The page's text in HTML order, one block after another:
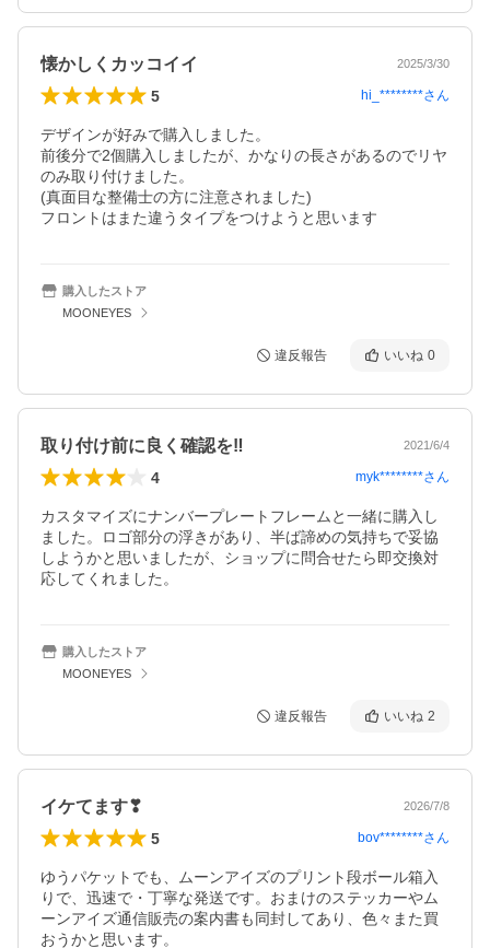
懐かしくカッコイイ 2025/3/30
5 hi_********さん
デザインが好みで購入しました。
前後分で2個購入しましたが、かなりの長さがあるのでリヤ
のみ取り付けました。
(真面目な整備士の方に注意されました)
フロントはまた違うタイプをつけようと思います
購入したストア
MOONEYES
違反報告 いいね 0
取り付け前に良く確認を‼️ 2021/6/4
4 myk********さん
カスタマイズにナンバープレートフレームと一緒に購入し
ました。ロゴ部分の浮きがあり、半ば諦めの気持ちで妥協
しようかと思いましたが、ショップに問合せたら即交換対
応してくれました。
購入したストア
MOONEYES
違反報告 いいね 2
イケてます❣ 2026/7/8
5 bov********さん
ゆうパケットでも、ムーンアイズのプリント段ボール箱入
りで、迅速で・丁寧な発送です。おまけのステッカーやム
ーンアイズ通信販売の案内書も同封してあり、色々また買
おうかと思います。